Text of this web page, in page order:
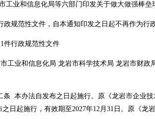
业和信息化局等六部门印发关于做大做强棒垒
规范性文件，自本通知印发之日起不再作为行
行政规范性文件
业和信息化局 龙岩市科学技术局 龙岩市财政
本办法自发布之日起施行。原《龙岩市企业技
日起施行，有效期至2027年12月31日。原《龙